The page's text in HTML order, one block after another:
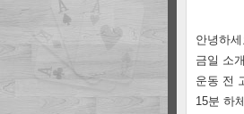
안녕하
금일 소
운동 전
15분 하